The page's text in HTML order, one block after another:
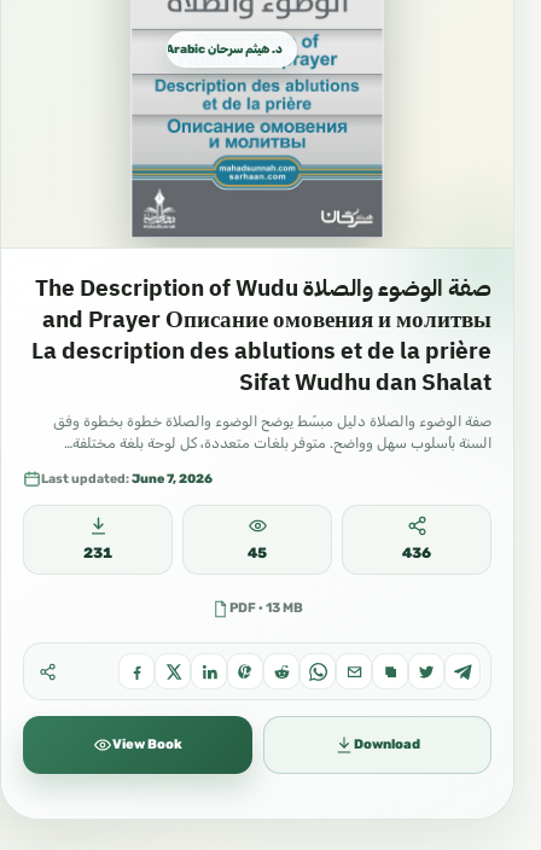
د. هيثم سرحان Arabic العربية
صفة الوضوء والصلاة The Description of Wudu
and Prayer Описание омовения и молитвы
La description des ablutions et de la prière
Sifat Wudhu dan Shalat
صفة الوضوء والصلاة دليل مبسّط يوضح الوضوء والصلاة خطوة بخطوة وفق
السنة بأسلوب سهل وواضح. متوفر بلغات متعددة، كل لوحة بلغة مختلفة…
Last updated:June 7, 2026
231 45 436
PDF · 13 MB
View Book Download